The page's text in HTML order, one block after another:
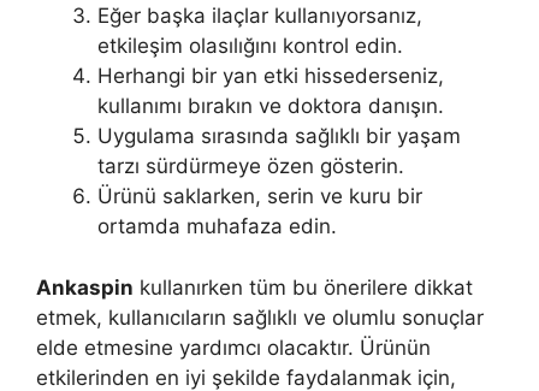
Eğer başka ilaçlar kullanıyorsanız,
etkileşim olasılığını kontrol edin.
Herhangi bir yan etki hissederseniz,
kullanımı bırakın ve doktora danışın.
Uygulama sırasında sağlıklı bir yaşam
tarzı sürdürmeye özen gösterin.
Ürünü saklarken, serin ve kuru bir
ortamda muhafaza edin.
Ankaspin kullanırken tüm bu önerilere dikkat
etmek, kullanıcıların sağlıklı ve olumlu sonuçlar
elde etmesine yardımcı olacaktır. Ürünün
etkilerinden en iyi şekilde faydalanmak için,